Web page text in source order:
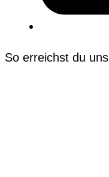
So erreichst du uns